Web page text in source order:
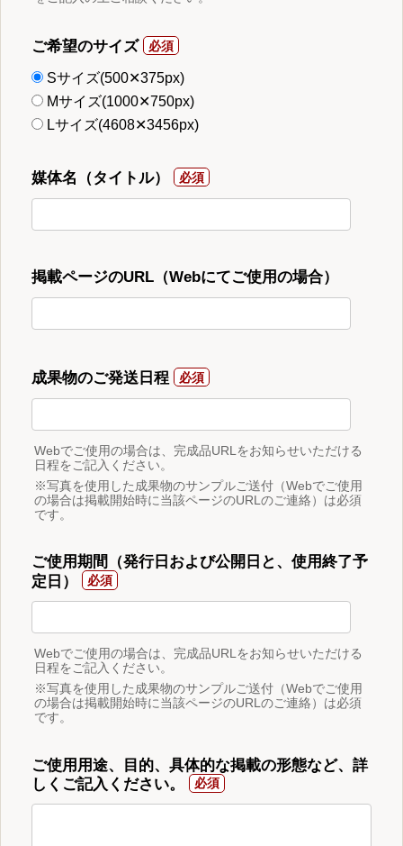
ご希望のサイズ
Sサイズ(500✕375px)
Mサイズ(1000✕750px)
Lサイズ(4608✕3456px)
媒体名（タイトル）
掲載ページのURL（Webにてご使用の場合）
成果物のご発送日程
Webでご使用の場合は、完成品URLをお知らせいただける
日程をご記入ください。
※写真を使用した成果物のサンプルご送付（Webでご使用
の場合は掲載開始時に当該ページのURLのご連絡）は必須
です。
ご使用期間（発行日および公開日と、使用終了予
定日）
Webでご使用の場合は、完成品URLをお知らせいただける
日程をご記入ください。
※写真を使用した成果物のサンプルご送付（Webでご使用
の場合は掲載開始時に当該ページのURLのご連絡）は必須
です。
ご使用用途、目的、具体的な掲載の形態など、詳
しくご記入ください。